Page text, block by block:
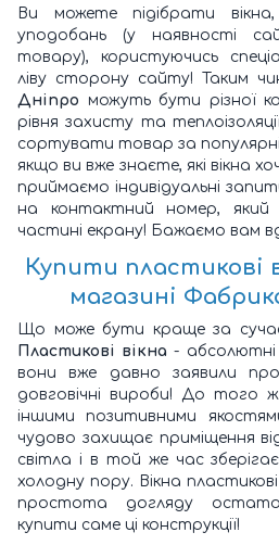
Ви можете підібрати
уподобань (у наявності
товару), користуючись
ліву сторону сайту! Таким
Дніпро можуть бути різної
рівня захисту та
сортувати товар за
якщо ви вже знаєте, які вікна
приймаємо індивідуальні
на контактний номер, який
частині екрану! Бажаємо вам
Купити пластикові
магазині
Що може бути краще за
Пластикові вікна- абсолютні
вони вже давно заявили
довговічні вироби! До того
іншими позитивними
чудово захищає приміщення
світла і в той же час
холодну пору. Вікна пластикові
простота догляду
купити саме ці конструкції!